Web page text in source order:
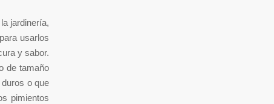
jardinería,
usarlos
y sabor.
de tamaño
o que
pimientos